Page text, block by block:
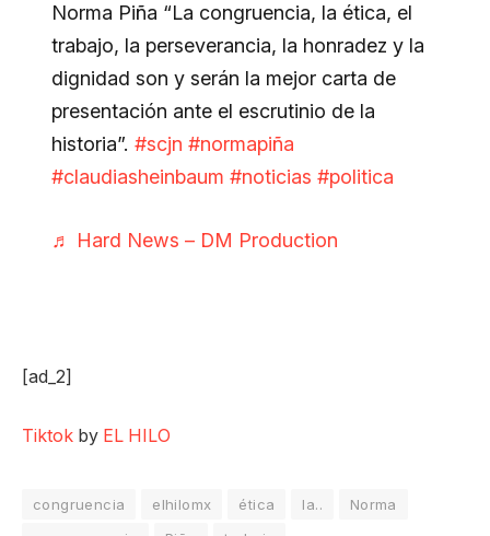
Norma Piña “La congruencia, la ética, el
trabajo, la perseverancia, la honradez y la
dignidad son y serán la mejor carta de
presentación ante el escrutinio de la
historia”. #scjn #normapiña
#claudiasheinbaum #noticias #politica
♬ Hard News – DM Production
[ad_2]
Tiktok by EL HILO
congruencia elhilomx ética la..
Norma